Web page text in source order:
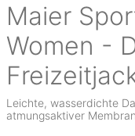
Maier
Women -
Leichte, wasserdichte
atmungsaktiver